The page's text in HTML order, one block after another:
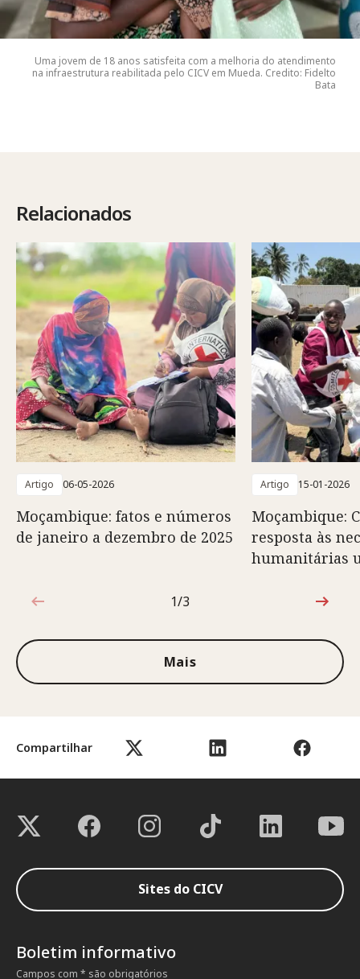
Compartilhar
Uma jovem de 18 anos satisfeita com a melhoria do atendimento
na infraestrutura reabilitada pelo CICV em Mueda. Credito: Fidelto
Bata
Relacionados
Artigo 06-05-2026
Moçambique: fatos e números
de janeiro a dezembro de 2025
Artigo 15-01-2026
Moçambique:
resposta às
humanitárias
1 de 3
1/3
Mais
Sites do CICV
Boletim informativo
Campos com * são obrigatórios